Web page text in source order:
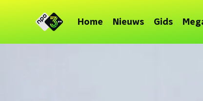
Home Nieuws Gids